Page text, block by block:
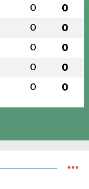
0 0
0 0
0 0
0 0
0 0